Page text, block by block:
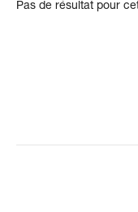
Pas de résultat pour